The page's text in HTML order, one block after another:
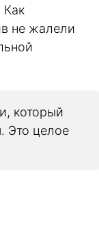
Как
не жалели
который
Это целое